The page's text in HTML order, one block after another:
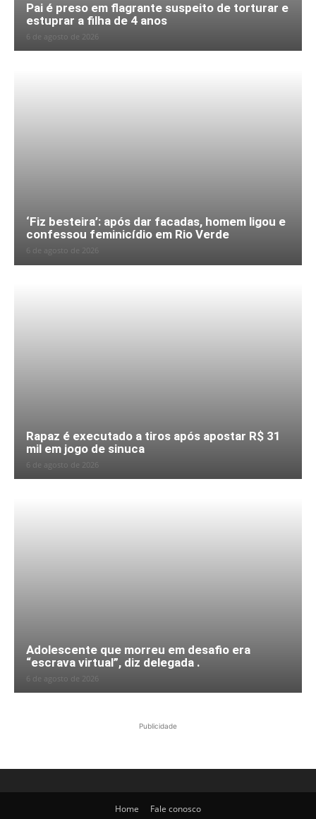
Pai é preso em flagrante suspeito de torturar e
estuprar a filha de 4 anos
6 de agosto de 2026
‘Fiz besteira’: após dar facadas, homem ligou e
confessou feminicídio em Rio Verde
6 de agosto de 2026
Rapaz é executado a tiros após apostar R$ 31
mil em jogo de sinuca
6 de agosto de 2026
Adolescente que morreu em desafio era
“escrava virtual”, diz delegada .
6 de agosto de 2026
Publicidade
Home Fale conosco